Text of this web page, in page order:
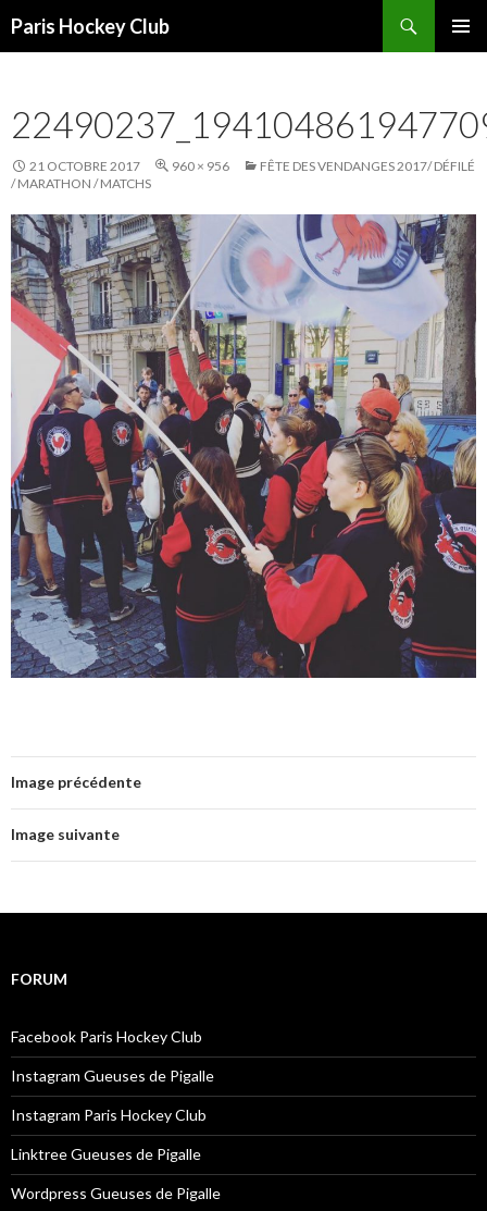
Paris Hockey Club
21 OCTOBRE 2017 960 × 956
FÊTE DES VENDANGES 2017/ DÉFILÉ
/ MARATHON / MATCHS
Image précédente
Image suivante
FORUM
Facebook Paris Hockey Club
Instagram Gueuses de Pigalle
Instagram Paris Hockey Club
Linktree Gueuses de Pigalle
Wordpress Gueuses de Pigalle